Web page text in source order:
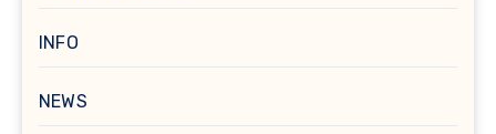
INFO
NEWS